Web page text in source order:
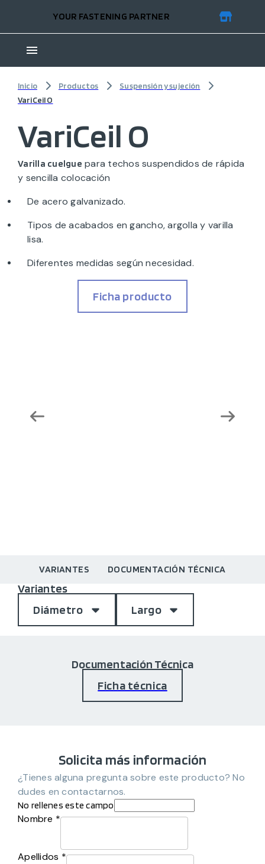
YOUR FASTENING PARTNER
Inicio Productos
Suspensión y sujeción
VariCeil O
VariCeil O
Varilla cuelgue para techos suspendidos de rápida
y sencilla colocación
De acero galvanizado.
Tipos de acabados en gancho, argolla y varilla
lisa.
Diferentes medidas según necesidad.
Ficha producto
VARIANTES DOCUMENTACIÓN TÉCNICA
Variantes
Diámetro
Largo
Documentación Técnica
Ficha técnica
Solicita más información
¿Tienes alguna pregunta sobre este producto? No
dudes en contactarnos.
No rellenes este campo
Nombre *
Apellidos *